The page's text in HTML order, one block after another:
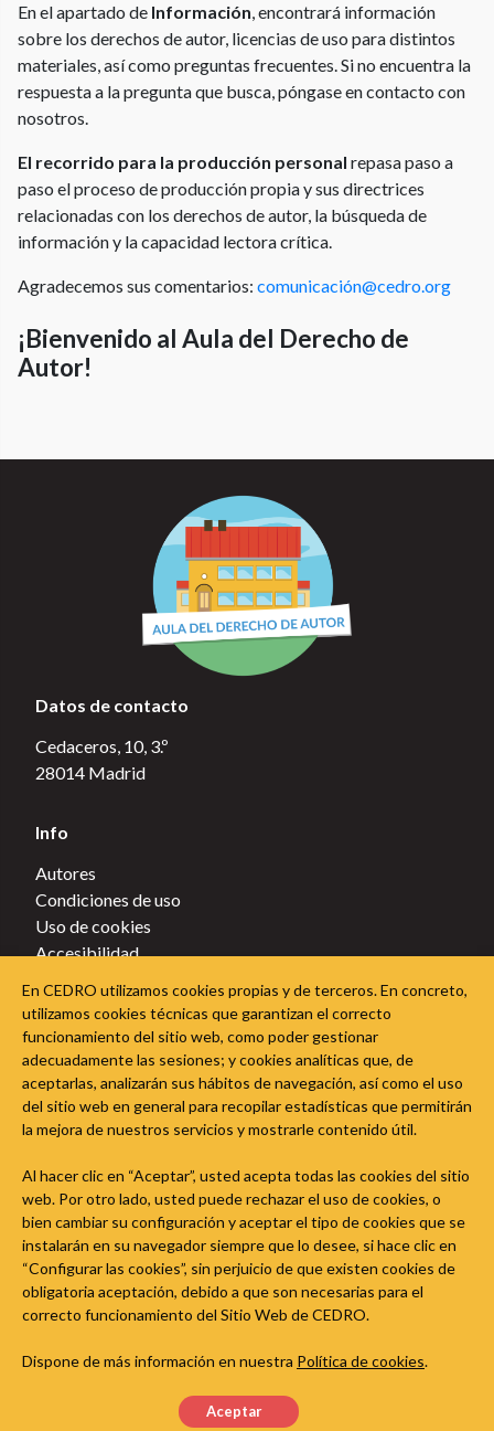
En el apartado de Información, encontrará información
sobre los derechos de autor, licencias de uso para distintos
materiales, así como preguntas frecuentes. Si no encuentra la
respuesta a la pregunta que busca, póngase en contacto con
nosotros.
El recorrido para la producción personal repasa paso a
paso el proceso de producción propia y sus directrices
relacionadas con los derechos de autor, la búsqueda de
información y la capacidad lectora crítica.
Agradecemos sus comentarios: comunicación@cedro.org
¡Bienvenido al Aula del Derecho de
Autor!
Datos de contacto
Cedaceros, 10, 3.º
28014 Madrid
Info
Autores
Condiciones de uso
Uso de cookies
Accesibilidad
Política de cookies
Sigue a CEDRO en las redes sociales
En CEDRO utilizamos cookies propias y de terceros. En concreto,
utilizamos cookies técnicas que garantizan el correcto
funcionamiento del sitio web, como poder gestionar
adecuadamente las sesiones; y cookies analíticas que, de
aceptarlas, analizarán sus hábitos de navegación, así como el uso
del sitio web en general para recopilar estadísticas que permitirán
la mejora de nuestros servicios y mostrarle contenido útil.
Al hacer clic en “Aceptar”, usted acepta todas las cookies del sitio
web. Por otro lado, usted puede rechazar el uso de cookies, o
bien cambiar su configuración y aceptar el tipo de cookies que se
instalarán en su navegador siempre que lo desee, si hace clic en
“Configurar las cookies”, sin perjuicio de que existen cookies de
obligatoria aceptación, debido a que son necesarias para el
correcto funcionamiento del Sitio Web de CEDRO.
Dispone de más información en nuestra Política de cookies.
Aceptar